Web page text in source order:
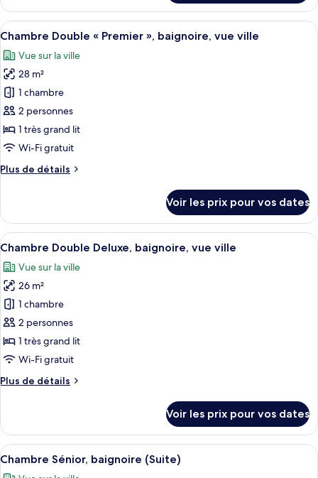
vue
ville
le
type
de
Chambre
Double
Deluxe,
vue
ville
Afficher
toutes
les
photos
pour
ce
type
de
chambre :
Chambre
Premier
»,
baignoire,
vue
ville
Une chambre d’hôtel moderne
9
Chambre Double « Premier », baignoire, vue ville
Vue sur la ville
28 m²
1 chambre
2 personnes
1 très grand lit
Wi-Fi gratuit
Plus de détails
Plus
le
type
de
Chambre
Double
Premier
»,
baignoire,
vue
ville
Voir les prix pour vos dates
Afficher
toutes
les
photos
pour
ce
type
de
chambre :
Chambre
baignoire,
vue
ville
Un grand lit avec du linge de lit
7
Chambre Double Deluxe, baignoire, vue ville
Vue sur la ville
26 m²
1 chambre
2 personnes
1 très grand lit
Wi-Fi gratuit
Plus de détails
Plus
le
type
de
Voir les prix pour vos dates
Afficher
toutes
Une chambre d’hôtel moderne
6
Chambre Sénior, baignoire (Suite)